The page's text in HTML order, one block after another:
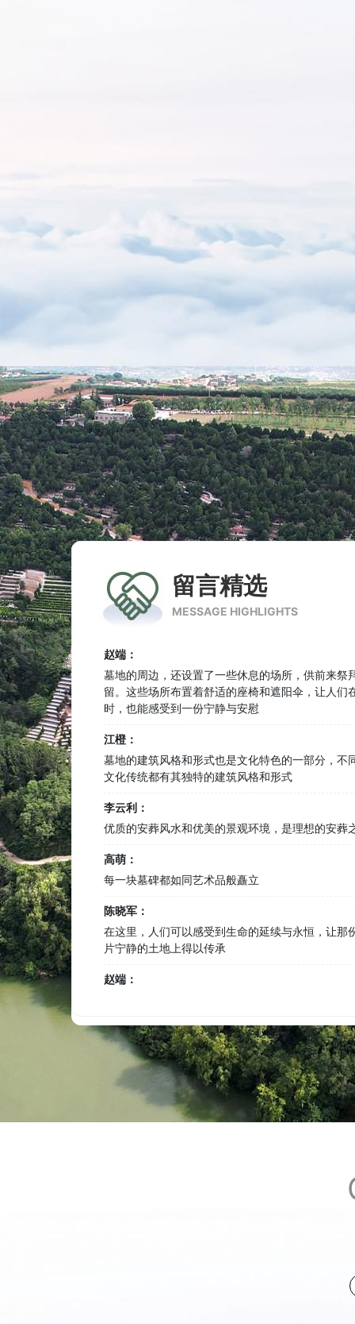
留言精选
MESSAGE HIGHLIGHTS
江橙：
墓地的建筑风格和形式也是文化特色的一部分，不
文化传统都有其独特的建筑风格和形式
李云利：
优质的安葬风水和优美的景观环境，是理想的安葬
高萌：
每一块墓碑都如同艺术品般矗立
陈晓军：
在这里，人们可以感受到生命的延续与永恒，让那
片宁静的土地上得以传承
墓地的周边，还设置了一些休息的场所，供前来祭
留。这些场所布置着舒适的座椅和遮阳伞，让人们
时，也能感受到一份宁静与安慰
墓地的建筑风格和形式也是文化特色的一部分，不
文化传统都有其独特的建筑风格和形式
优质的安葬风水和优美的景观环境，是理想的安葬
每一块墓碑都如同艺术品般矗立
在这里，人们可以感受到生命的延续与永恒，让那
片宁静的土地上得以传承
墓地的周边，还设置了一些休息的场所，供前来祭